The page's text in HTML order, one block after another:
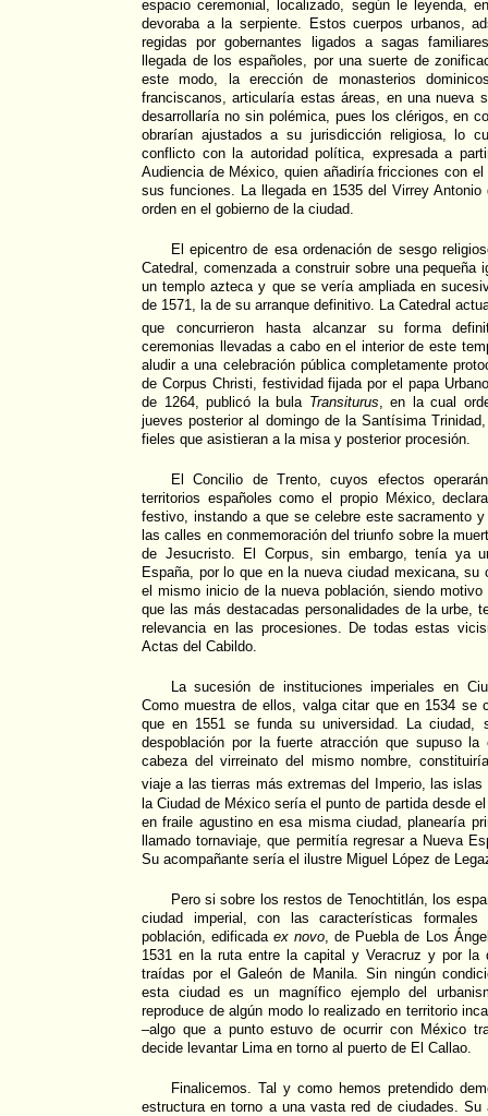
espacio ceremonial, localizado, según le leyenda,
devoraba a la serpiente. Estos cuerpos urbanos,
regidas por gobernantes ligados a sagas
llegada de los españoles, por una suerte de
este modo, la erección de monasterios
franciscanos, articularía estas áreas, en una nueva
desarrollaría no sin polémica, pues los clérigos, en
obrarían ajustados a su jurisdicción religiosa, lo
conflicto con la autoridad política, expresada a
Audiencia de México, quien añadiría fricciones con
sus funciones. La llegada en 1535 del Virrey
orden en el gobierno de la ciudad.
El epicentro de esa ordenación de sesgo
Catedral, comenzada a construir sobre una pequeña
un templo azteca y que se vería ampliada en
de 1571, la de su arranque definitivo. La Catedral
que concurrieron hasta alcanzar su forma
ceremonias llevadas a cabo en el interior de este
aludir a una celebración pública completamente
de Corpus Christi, festividad fijada por el papa
de 1264, publicó la bula Transiturus, en la cual
jueves posterior al domingo de la Santísima
fieles que asistieran a la misa y posterior procesión.
El Concilio de Trento, cuyos efectos
territorios españoles como el propio México,
festivo, instando a que se celebre este sacramento
las calles en conmemoración del triunfo sobre la
de Jesucristo. El Corpus, sin embargo, tenía ya
España, por lo que en la nueva ciudad mexicana, su
el mismo inicio de la nueva población, siendo
que las más destacadas personalidades de la urbe,
relevancia en las procesiones. De todas estas
Actas del Cabildo.
La sucesión de instituciones imperiales en
Como muestra de ellos, valga citar que en 1534 se
que en 1551 se funda su universidad. La ciudad,
despoblación por la fuerte atracción que supuso
cabeza del virreinato del mismo nombre,
viaje a las tierras más extremas del Imperio, las islas
la Ciudad de México sería el punto de partida desde
en fraile agustino en esa misma ciudad, planearía
llamado tornaviaje, que permitía regresar a Nueva
Su acompañante sería el ilustre Miguel López de
Pero si sobre los restos de Tenochtitlán, los
ciudad imperial, con las características
población, edificadaex novo , de Puebla de Los
1531 en la ruta entre la capital y Veracruz y por la
traídas por el Galeón de Manila. Sin ningún
esta ciudad es un magnífico ejemplo del
reproduce de algún modo lo realizado en territorio
–algo que a punto estuvo de ocurrir con México
decide levantar Lima en torno al puerto de El Callao.
Finalicemos. Tal y como hemos pretendido
estructura en torno a una vasta red de ciudades.